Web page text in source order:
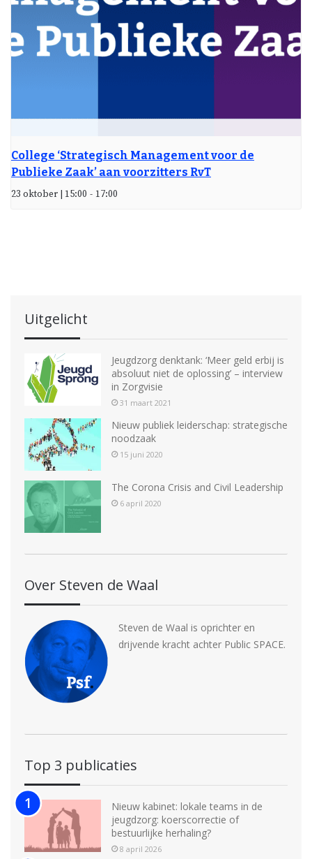
College ‘Strategisch Management voor de
Publieke Zaak’ aan voorzitters RvT
23 oktober | 15:00 - 17:00
Uitgelicht
Jeugdzorg denktank: ‘Meer geld erbij is
absoluut niet de oplossing’ – interview
in Zorgvisie
31 maart 2021
Nieuw publiek leiderschap: strategische
noodzaak
15 juni 2020
The Corona Crisis and Civil Leadership
6 april 2020
Over Steven de Waal
Steven de Waal is oprichter en
drijvende kracht achter Public SPACE.
Top 3 publicaties
Nieuw kabinet: lokale teams in de
jeugdzorg: koerscorrectie of
bestuurlijke herhaling?
8 april 2026